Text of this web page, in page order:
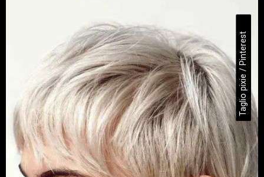
Taglio pixie / Pinterest